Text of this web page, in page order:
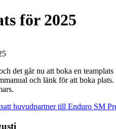
för 2025
det går nu att boka en
och länk för att boka plats.
huvudpartner till Enduro SM